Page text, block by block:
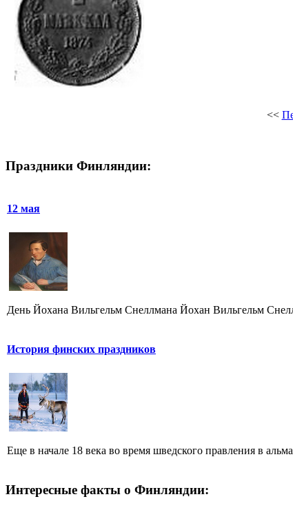
<<
Праздники Финляндии:
12 мая
День Йохана Вильгельм Снеллмана Йохан Вильгельм
История финских праздников
Еще в начале 18 века во время шведского правления в
Интересные факты о Финляндии: